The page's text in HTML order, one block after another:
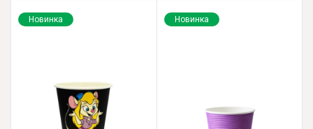
Новинка Новинка